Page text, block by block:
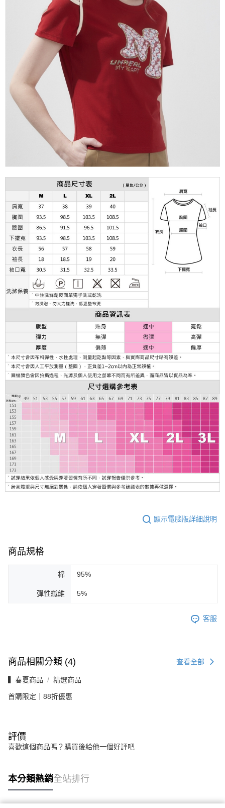
顯示電腦版詳細說明
商品規格
棉 95%
彈性纖維 5%
客服
商品相關分類 (4) 查看全部
▍春夏商品 精選商品
首購限定｜88折優惠
評價
喜歡這個商品嗎？購買後給他一個好評吧
本分類熱銷全站排行